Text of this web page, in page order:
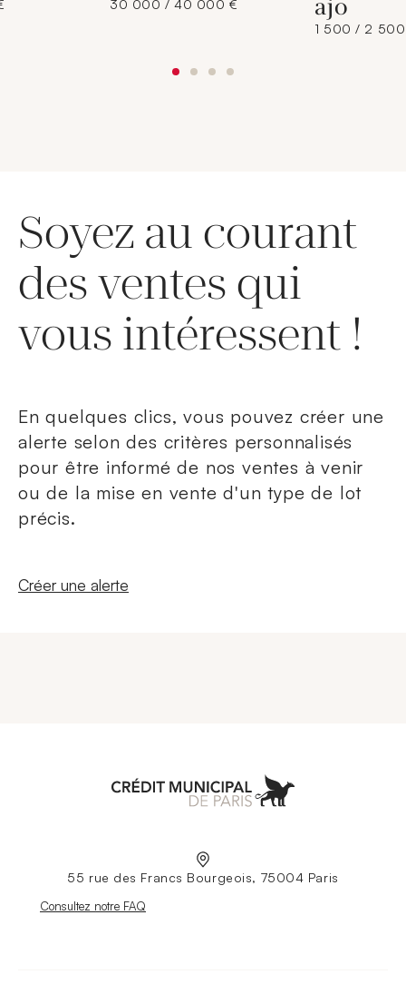
30 000 / 40 000 € ajo
1 500 / 2
Soyez au courant
des ventes qui
vous intéressent !
En quelques clics, vous pouvez créer une
alerte selon des critères personnalisés
pour être informé de nos ventes à venir
ou de la mise en vente d'un type de lot
précis.
Nouvelle fenêtre
Créer une alerte
55 rue des Francs Bourgeois, 75004 Paris
Nouvelle fenêtre
Consultez notre FAQ